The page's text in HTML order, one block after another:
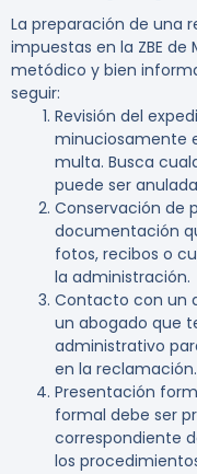
La preparación de una
impuestas en la ZBE
metódico y bien
seguir:
Revisión del
minuciosamente
multa. Busca
puede ser
Conservación de
documentación
fotos, recibos o
la administración.
Contacto con un
un abogado que
administrativo
en la reclamación.
Presentación
formal debe ser
correspondiente
los